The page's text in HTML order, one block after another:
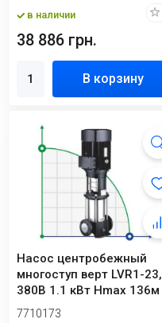
в наличии
38 886 грн.
В корзину
Насос центробежный
многоступ верт LVR1-23,
380В 1.1 кВт Hmax 136м
Qmax 40л/ми...
7710173